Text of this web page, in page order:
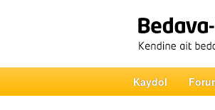
Kaydol